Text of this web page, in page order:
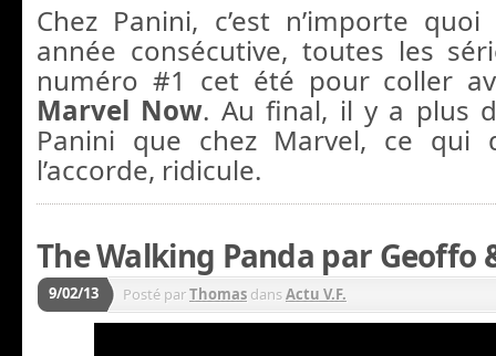
Chez Panini, c’est n’importe
année consécutive, toutes les
numéro #1 cet été pour coller
Marvel Now. Au final, il y a plus
Panini que chez Marvel, ce qui
l’accorde, ridicule.
The Walking Panda par Geoffo
9/02/13 Posté parThomas dansActu V.F.